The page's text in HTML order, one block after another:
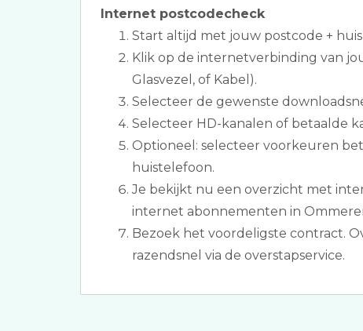
Internet postcodecheck
Start altijd met jouw postcode +
Klik op de internetverbinding van
Glasvezel, of Kabel).
Selecteer de gewenste
Selecteer HD-kanalen of betaalde
Optioneel: selecteer voorkeuren
huistelefoon.
Je bekijkt nu een overzicht met
internet abonnementen in
Bezoek het voordeligste contract.
razendsnel via de overstapservice.